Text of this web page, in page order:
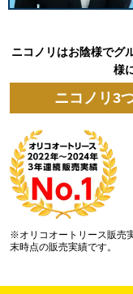
ニコノリはお陰様でグ
様
ニコノリ3
※オリコオートリース販売
末時点の販売実績です。